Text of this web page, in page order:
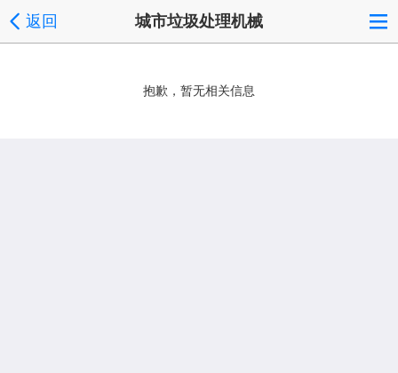
返回 城市垃圾处理机械
抱歉，暂无相关信息